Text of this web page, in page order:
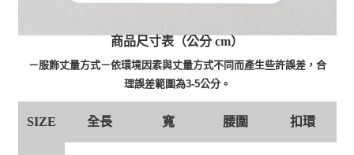
商品尺寸表（公分 cm）
－服飾丈量方式－依環境因素與丈量方式不同而產生些許誤差，合
理誤差範圍為3-5公分。
SIZE 全長 寬 腰圍 扣環